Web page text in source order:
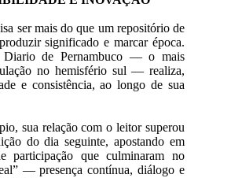
ser mais do que um repositório de
significado e marcar época.
de Pernambuco — o mais
no hemisfério sul — realiza,
e consistência, ao longo de sua
sua relação com o leitor superou
do dia seguinte, apostando em
participação que culminaram no
— presença contínua, diálogo e